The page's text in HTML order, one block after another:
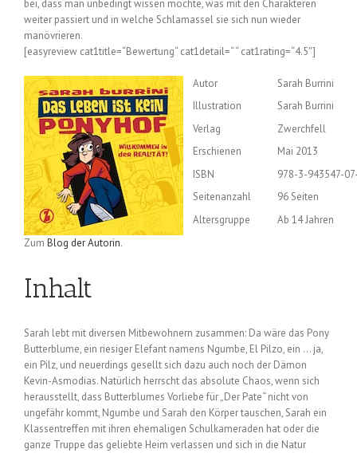
bei, dass man unbedingt wissen möchte, was mit den Charakteren
weiter passiert und in welche Schlamassel sie sich nun wieder
manövrieren.
[easyreview cat1title=“Bewertung“ cat1detail=“ “ cat1rating=“4.5″]
Autor
Sarah Burrini
Illustration
Sarah Burrini
Verlag
Zwerchfell
Erschienen
Mai 2013
ISBN
978-3-943547-
Seitenanzahl
96 Seiten
Altersgruppe
Ab 14 Jahren
Zum Blog der Autorin.
Inhalt
Sarah lebt mit diversen Mitbewohnern zusammen: Da wäre das Pony
Butterblume, ein riesiger Elefant namens Ngumbe, El Pilzo, ein … ja,
ein Pilz, und neuerdings gesellt sich dazu auch noch der Dämon
Kevin-Asmodias. Natürlich herrscht das absolute Chaos, wenn sich
herausstellt, dass Butterblumes Vorliebe für „Der Pate“ nicht von
ungefähr kommt, Ngumbe und Sarah den Körper tauschen, Sarah ein
Klassentreffen mit ihren ehemaligen Schulkameraden hat oder die
ganze Truppe das geliebte Heim verlassen und sich in die Natur